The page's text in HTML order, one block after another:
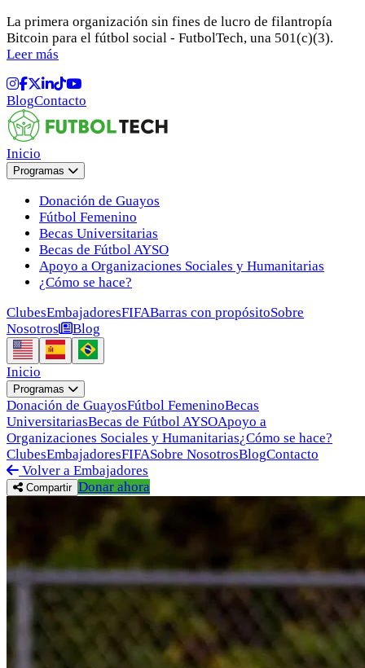
La primera organización sin fines de lucro de filantropía
Bitcoin para el fútbol social - FutbolTech, una 501(c)(3).
Leer más
BlogContacto
Inicio
Programas
Donación de Guayos
Fútbol Femenino
Becas Universitarias
Becas de Fútbol AYSO
Apoyo a Organizaciones Sociales y Humanitarias
¿Cómo se hace?
ClubesEmbajadoresFIFABarras con propósitoSobre
Nosotros
Blog
Inicio
Programas
Donación de GuayosFútbol FemeninoBecas
UniversitariasBecas de Fútbol AYSOApoyo a
Organizaciones Sociales y Humanitarias¿Cómo se hace?
ClubesEmbajadoresFIFASobre NosotrosBlogContacto
Volver a Embajadores
Compartir Donar ahora